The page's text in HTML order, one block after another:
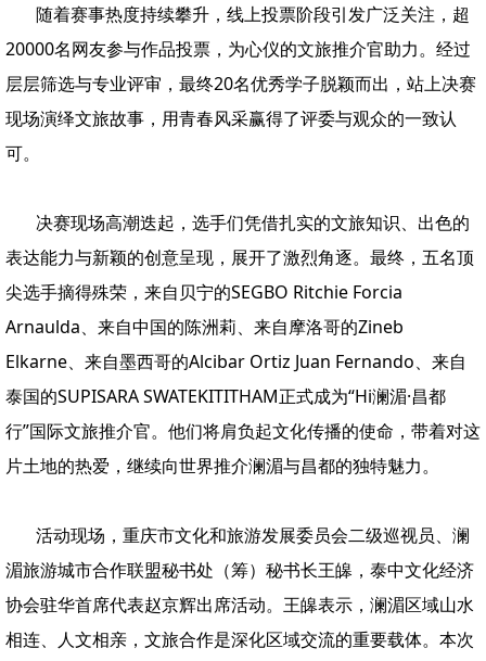
随着赛事热度持续攀升，线上投票阶段引发广泛关注，超
20000名网友参与作品投票，为心仪的文旅推介官助力。经过
层层筛选与专业评审，最终20名优秀学子脱颖而出，站上决赛
现场演绎文旅故事，用青春风采赢得了评委与观众的一致认
可。
决赛现场高潮迭起，选手们凭借扎实的文旅知识、出色的
表达能力与新颖的创意呈现，展开了激烈角逐。最终，五名顶
尖选手摘得殊荣，来自贝宁的SEGBO Ritchie Forcia
Arnaulda、来自中国的陈洲莉、来自摩洛哥的Zineb
Elkarne、来自墨西哥的Alcibar Ortiz Juan Fernando、来自
泰国的SUPISARA SWATEKITITHAM正式成为“Hi澜湄·昌都
行”国际文旅推介官。他们将肩负起文化传播的使命，带着对这
片土地的热爱，继续向世界推介澜湄与昌都的独特魅力。
活动现场，重庆市文化和旅游发展委员会二级巡视员、澜
湄旅游城市合作联盟秘书处（筹）秘书长王皞，泰中文化经济
协会驻华首席代表赵京辉出席活动。王皞表示，澜湄区域山水
相连、人文相亲，文旅合作是深化区域交流的重要载体。本次